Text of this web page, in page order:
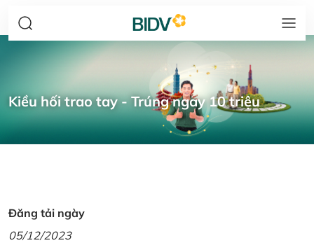
Kiều hối trao tay - Trúng ngay 10 triệu
Đăng tải ngày
05/12/2023